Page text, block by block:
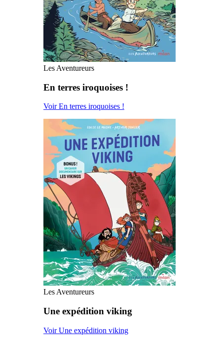
Les Aventureurs
En terres iroquoises !
Voir En terres iroquoises !
Les Aventureurs
Une expédition viking
Voir Une expédition viking